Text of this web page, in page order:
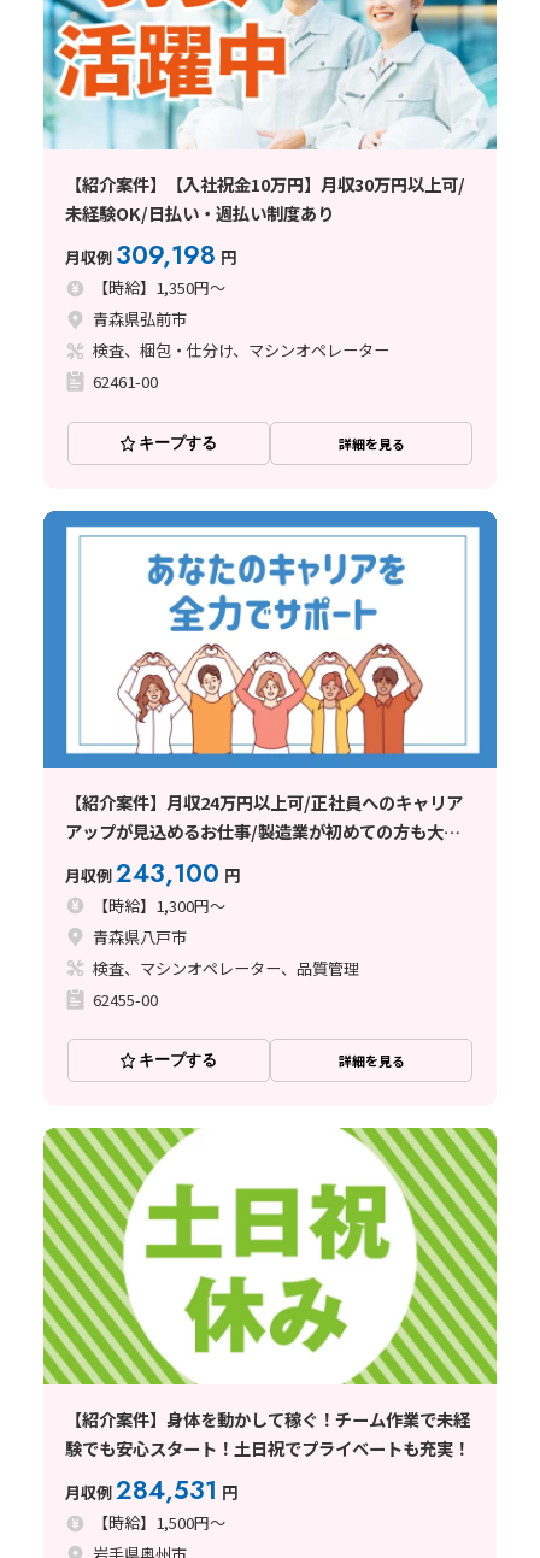
【紹介案件】【入社祝金10万円】月収30万円以上可/
未経験OK/日払い・週払い制度あり
月収例 309,198 円
【時給】1,350円～
青森県弘前市
検査、梱包・仕分け、マシンオペレーター
62461-00
キープする 詳細を見る
【紹介案件】月収24万円以上可/正社員へのキャリア
アップが見込めるお仕事/製造業が初めての方も大歓
月収例243,100 円
【時給】1,300円～
青森県八戸市
検査、マシンオペレーター、品質管理
62455-00
キープする 詳細を見る
【紹介案件】身体を動かして稼ぐ！チーム作業で未経
験でも安心スタート！土日祝でプライベートも充実！
月収例284,531 円
【時給】1,500円～